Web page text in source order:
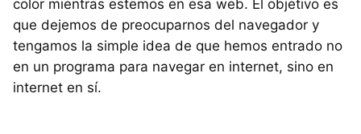
color mientras estemos en esa web. El objetivo es
que dejemos de preocuparnos del navegador y
tengamos la simple idea de que hemos entrado no
en un programa para navegar en internet, sino en
internet en sí.